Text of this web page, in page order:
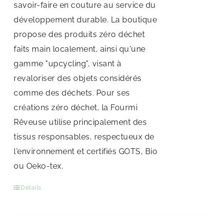
savoir-faire en couture au service du
développement durable. La boutique
propose des produits zéro déchet
faits main localement, ainsi qu'une
gamme "upcycling", visant à
revaloriser des objets considérés
comme des déchets. Pour ses
créations zéro déchet, la Fourmi
Rêveuse utilise principalement des
tissus responsables, respectueux de
l'environnement et certifiés GOTS, Bio
ou Oeko-tex.
Détails